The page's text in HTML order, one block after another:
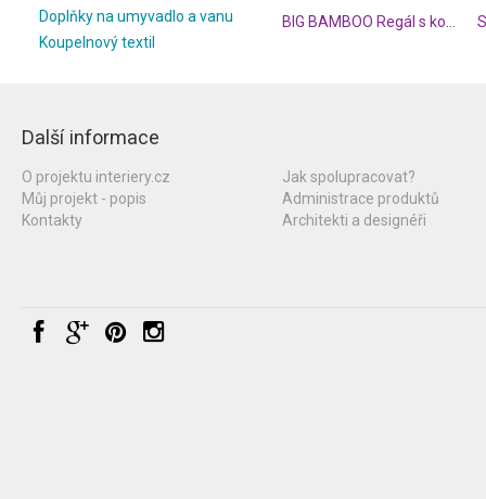
Doplňky na umyvadlo a vanu
Koupelnový textil
Další informace
O projektu interiery.cz
Můj projekt - popis
Kontakty
Jak spolupracovat?
Administrace produktů
Architekti a designéři